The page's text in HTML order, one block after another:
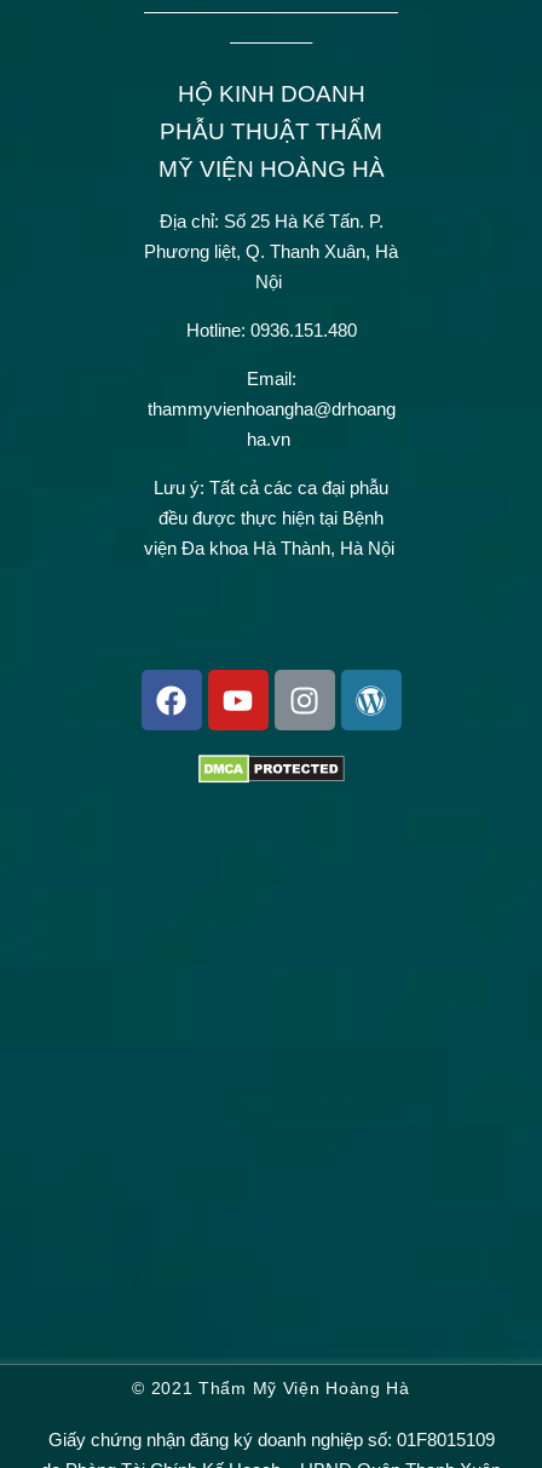
——————————————
————–
HỘ KINH DOANH
PHẪU THUẬT THẨM
MỸ VIỆN HOÀNG HÀ
Địa chỉ: Số 25 Hà Kế Tấn. P.
Phương liệt, Q. Thanh Xuân, Hà
Nội
Hotline: 0936.151.480
Email:
thammyvienhoangha@drhoang
ha.vn
Lưu ý: Tất cả các ca đại phẫu
đều được thực hiện tại Bệnh
viện Đa khoa Hà Thành, Hà Nội
© 2021 Thẩm Mỹ Viện Hoàng Hà
Giấy chứng nhận đăng ký doanh nghiệp số: 01F8015109